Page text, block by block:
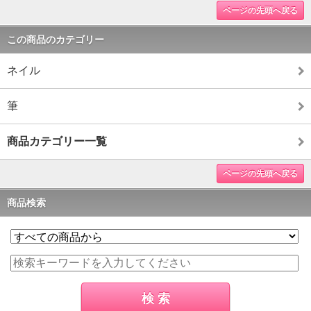
ページの先頭へ戻る
この商品のカテゴリー
ネイル
筆
商品カテゴリー一覧
ページの先頭へ戻る
商品検索